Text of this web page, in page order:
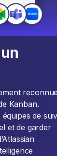
reconnue
Kanban.
de
et de garder